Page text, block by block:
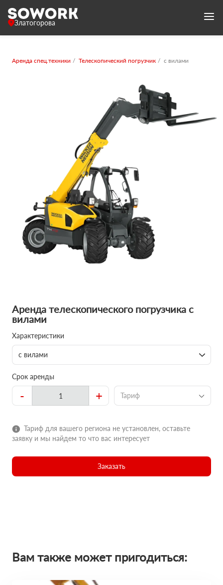
Златогорова
Аренда спец.техники Телескопический погрузчик с вилами
Аренда телескопического погрузчика с
вилами
Характеристики
с вилами
Срок аренды
- + Тариф
Тариф для вашего региона не установлен, оставьте
заявку и мы найдем то что вас интересует
Заказать
Вам также может пригодиться: